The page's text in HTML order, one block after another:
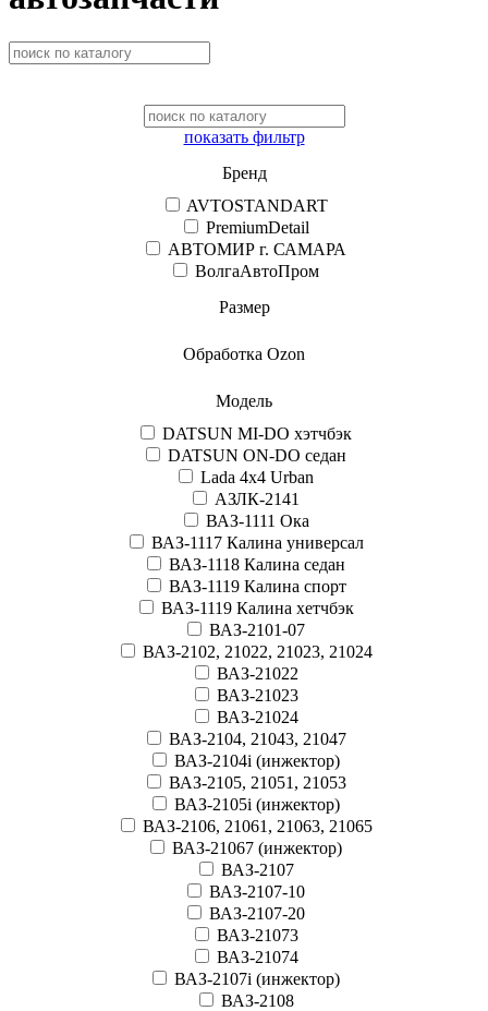
показать фильтр
Бренд
AVTOSTANDART
PremiumDetail
АВТОМИР г. САМАРА
ВолгаАвтоПром
Размер
Обработка Ozon
Модель
DATSUN MI-DO хэтчбэк
DATSUN ON-DO седан
Lada 4x4 Urban
АЗЛК-2141
ВАЗ-1111 Ока
ВАЗ-1117 Калина универсал
ВАЗ-1118 Калина седан
ВАЗ-1119 Калина спорт
ВАЗ-1119 Калина хетчбэк
ВАЗ-2101-07
ВАЗ-2102, 21022, 21023, 21024
ВАЗ-21022
ВАЗ-21023
ВАЗ-21024
ВАЗ-2104, 21043, 21047
ВАЗ-2104i (инжектор)
ВАЗ-2105, 21051, 21053
ВАЗ-2105i (инжектор)
ВАЗ-2106, 21061, 21063, 21065
ВАЗ-21067 (инжектор)
ВАЗ-2107
ВАЗ-2107-10
ВАЗ-2107-20
ВАЗ-21073
ВАЗ-21074
ВАЗ-2107i (инжектор)
ВАЗ-2108